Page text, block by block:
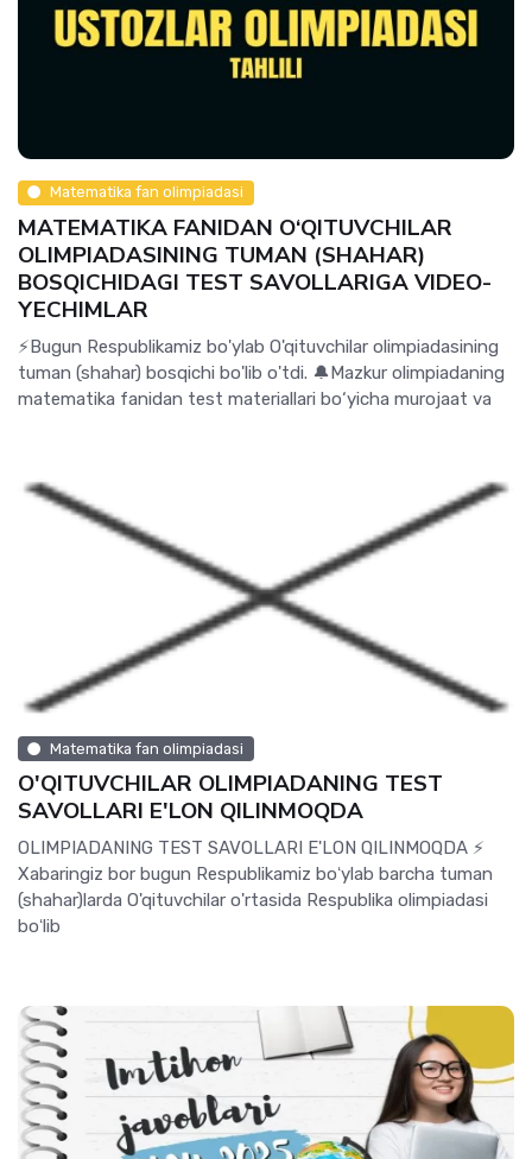
Matematika fan olimpiadasi
MATEMATIKA FANIDAN O‘QITUVCHILAR
OLIMPIADASINING TUMAN (SHAHAR)
BOSQICHIDAGI TEST SAVOLLARIGA VIDEO-
YECHIMLAR
⚡️Bugun Respublikamiz bo'ylab O'qituvchilar olimpiadasining
tuman (shahar) bosqichi bo'lib o'tdi. 🔔Mazkur olimpiadaning
matematika fanidan test materiallari bo‘yicha murojaat va
Matematika fan olimpiadasi
O'QITUVCHILAR OLIMPIADANING TEST
SAVOLLARI E'LON QILINMOQDA
OLIMPIADANING TEST SAVOLLARI E'LON QILINMOQDA ⚡️
Xabaringiz bor bugun Respublikamiz boʻylab barcha tuman
(shahar)larda O'qituvchilar o'rtasida Respublika olimpiadasi
boʻlib